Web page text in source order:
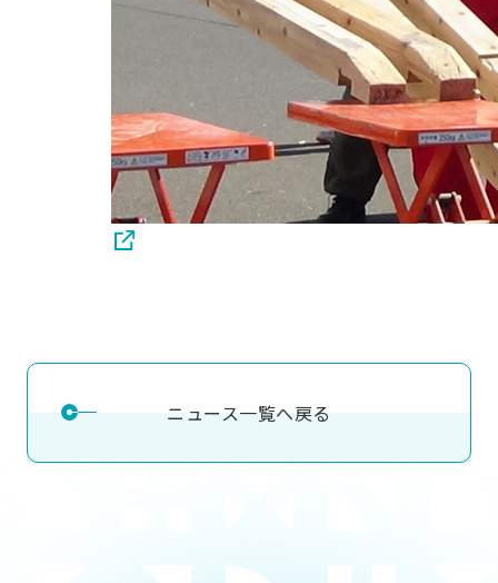
ニュース一覧へ戻る